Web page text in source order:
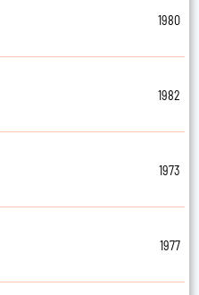
1980
1982
1973
1977